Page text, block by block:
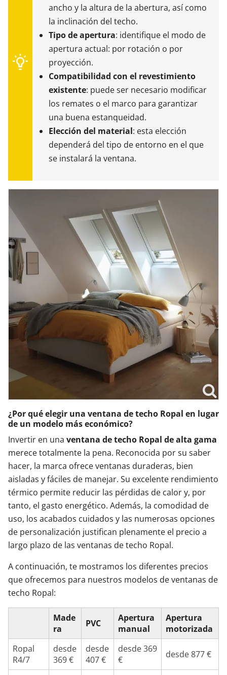
ancho y la altura de la abertura, así como
la inclinación del techo.
Tipo de apertura: identifique el modo de
apertura actual: por rotación o por
proyección.
Compatibilidad con el revestimiento
existente: puede ser necesario modificar
los remates o el marco para garantizar
una buena estanqueidad.
Elección del material: esta elección
dependerá del tipo de entorno en el que
se instalará la ventana.
¿Por qué elegir una ventana de techo Ropal en lugar
de un modelo más económico?
Invertir en una ventana de techo Ropal de alta gama
merece totalmente la pena. Reconocida por su saber
hacer, la marca ofrece ventanas duraderas, bien
aisladas y fáciles de manejar. Su excelente rendimiento
térmico permite reducir las pérdidas de calor y, por
tanto, el gasto energético. Además, la comodidad de
uso, los acabados cuidados y las numerosas opciones
de personalización justifican plenamente el precio a
largo plazo de las ventanas de techo Ropal.
A continuación, te mostramos los diferentes precios
que ofrecemos para nuestros modelos de ventanas de
techo Ropal:
Made
ra
PVC
Apertura
manual
Apertura
motorizada
Ropal
R4/7
desde
369 €
desde
407 €
desde 369
€
desde 877 €